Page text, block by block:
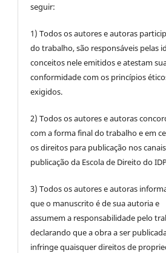
seguir:
1) Todos os autores e autoras
do trabalho, são responsáveis pelas
conceitos nele emitidos e atestam
conformidade com os princípios
exigidos.
2) Todos os autores e autoras
com a forma final do trabalho e em
os direitos para publicação nos
publicação da Escola de Direito do
3) Todos os autores e autoras
que o manuscrito é de sua autoria e
assumem a responsabilidade pelo
declarando que a obra a ser
infringe quaisquer direitos de